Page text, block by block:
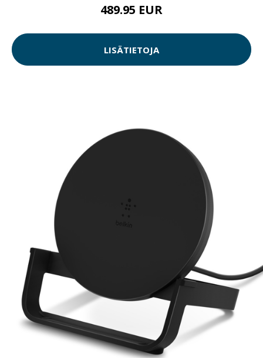
489.95 EUR
LISÄTIETOJA